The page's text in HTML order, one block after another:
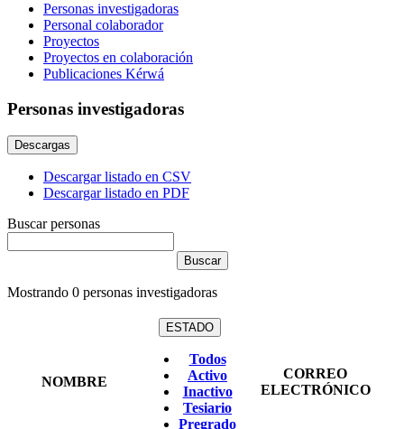
Personas investigadoras
Personal colaborador
Proyectos
Proyectos en colaboración
Publicaciones Kérwá
Personas investigadoras
Descargas
Descargar listado en CSV
Descargar listado en PDF
Buscar personas
Mostrando 0 personas investigadoras
NOMBRE
ESTADO
Todos
Activo
Inactivo
Tesiario
Pregrado
CORREO
ELECTRÓNICO